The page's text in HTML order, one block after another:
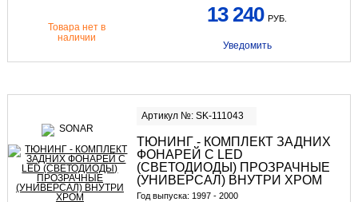
Товара нет в
наличии
13 240 РУБ.
Уведомить
Артикул №: SK-111043
ТЮНИНГ - КОМПЛЕКТ ЗАДНИХ
ФОНАРЕЙ С LED
(СВЕТОДИОДЫ) ПРОЗРАЧНЫЕ
(УНИВЕРСАЛ) ВНУТРИ ХРОМ
Год выпуска: 1997 - 2000